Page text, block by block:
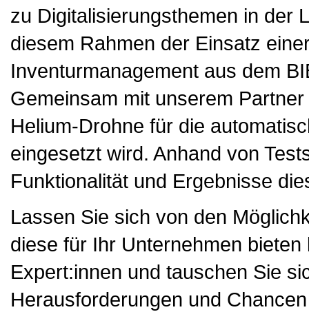
zu Digitalisierungsthemen in der
diesem Rahmen der Einsatz
Inventurmanagement aus dem
Gemeinsam mit unserem
Helium-Drohne für die
eingesetzt wird. Anhand von
Funktionalität und Ergebnisse
Lassen Sie sich von den
diese für Ihr Unternehmen
Expert:innen und tauschen Sie
Herausforderungen und